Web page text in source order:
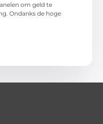
om geld te
Ondanks de hoge